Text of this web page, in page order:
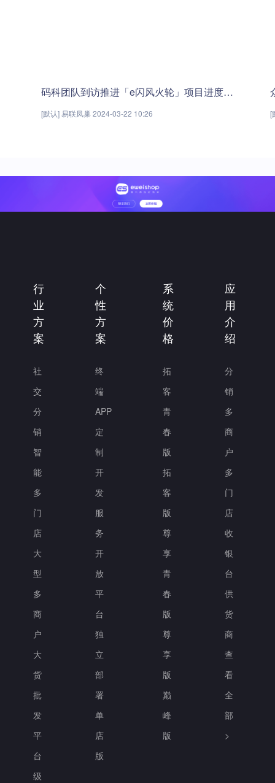
码科团队到访推进「e闪风火轮」项目进度汇报！
[默认] 易联凤巢 2024-03-22 10:26 [
行
业
方
案
社
交
分
销
智
能
多
门
店
大
型
多
商
户
大
货
批
发
平
台
级
个
性
方
案
终
端
APP
定
制
开
发
服
务
开
放
平
台
独
立
部
署
单
店
版
系
统
价
格
拓
客
青
春
版
拓
客
版
尊
享
青
春
版
尊
享
版
巅
峰
版
应
用
介
绍
分
销
多
商
户
多
门
店
收
银
台
供
货
商
查
看
全
部
>